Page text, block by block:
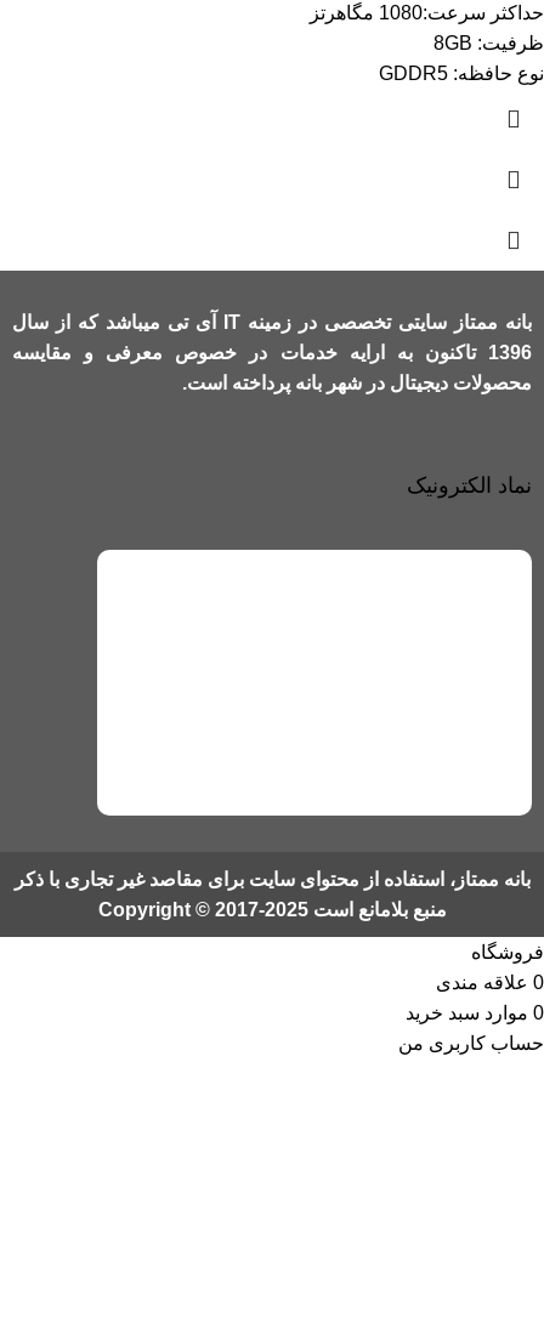
حداکثر سرعت:1080 مگاهرتز
ظرفیت: 8GB
نوع حافظه: GDDR5
بانه ممتاز سایتی تخصصی در زمینه IT آی تی میباشد که از سال
1396 تاکنون به ارایه خدمات در خصوص معرفی و مقایسه
محصولات دیجیتال در شهر بانه پرداخته است.
نماد الکترونیک
بانه ممتاز، استفاده از محتوای سایت برای مقاصد غیر تجاری با ذکر
منبع بلامانع است Copyright © 2017-2025
فروشگاه
0 علاقه مندی
0 موارد سبد خرید
حساب کاربری من